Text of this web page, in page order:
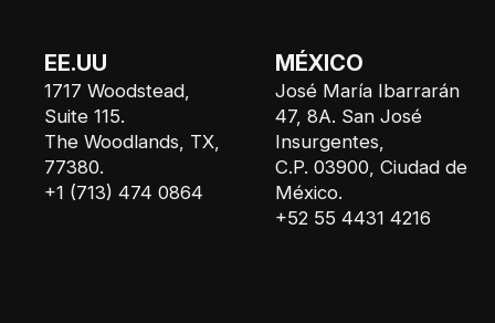
EE.UU
1717 Woodstead,
Suite 115.
The Woodlands, TX,
77380.
+1 (713) 474 0864
MÉXICO
José María Ibarrarán
47, 8A. San José
Insurgentes,
C.P. 03900, Ciudad de
México.
+52 55 4431 4216